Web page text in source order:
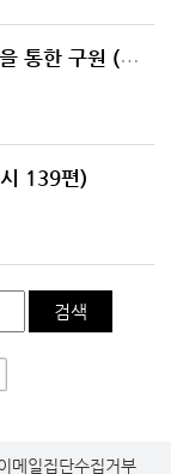
복음의 핵심: 하나님의 의와 믿음을 통한 구원 (롬 1:16~17)
139편)
검색
메일집단수집거부